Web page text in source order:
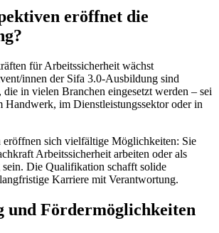
eröffnet die
für Arbeitssicherheit wächst
innen der Sifa 3.0-Ausbildung sind
die in vielen Branchen eingesetzt werden – sei
Handwerk, im Dienstleistungssektor oder in
sich vielfältige Möglichkeiten: Sie
Arbeitssicherheit arbeiten oder als
sein. Die Qualifikation schafft solide
Karriere mit Verantwortung.
und Fördermöglichkeiten